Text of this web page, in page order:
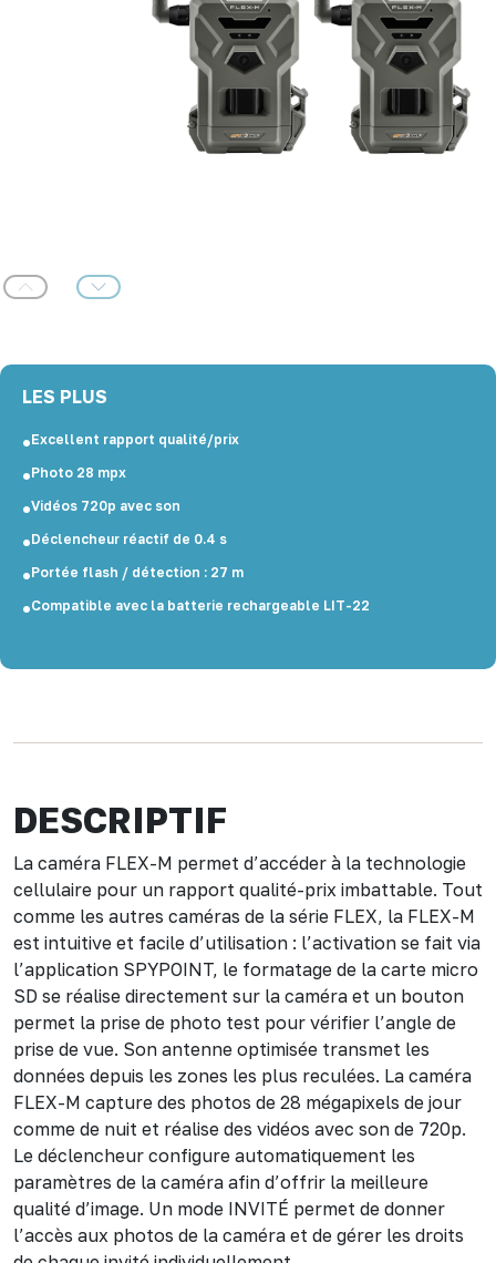
Précédent Suivant
LES PLUS
Excellent rapport qualité/prix
Photo 28 mpx
Vidéos 720p avec son
Déclencheur réactif de 0.4 s
Portée flash / détection : 27 m
Compatible avec la batterie rechargeable LIT-22
DESCRIPTIF
La caméra FLEX-M permet d’accéder à la technologie
cellulaire pour un rapport qualité-prix imbattable. Tout
comme les autres caméras de la série FLEX, la FLEX-M
est intuitive et facile d’utilisation : l’activation se fait via
l’application SPYPOINT, le formatage de la carte micro
SD se réalise directement sur la caméra et un bouton
permet la prise de photo test pour vérifier l’angle de
prise de vue. Son antenne optimisée transmet les
données depuis les zones les plus reculées. La caméra
FLEX-M capture des photos de 28 mégapixels de jour
comme de nuit et réalise des vidéos avec son de 720p.
Le déclencheur configure automatiquement les
paramètres de la caméra afin d’offrir la meilleure
qualité d’image. Un mode INVITÉ permet de donner
l’accès aux photos de la caméra et de gérer les droits